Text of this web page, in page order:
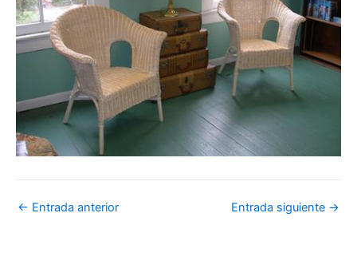
← Entrada anterior Entrada siguiente →